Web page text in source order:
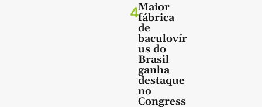
4Maior
fábrica
de
baculovír
us do
Brasil
ganha
destaque
no
Congress